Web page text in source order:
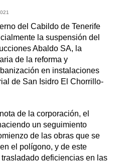
del Cabildo de Tenerife
la suspensión del
Abaldo SA, la
de la reforma y
en instalaciones
de San Isidro El Chorrillo-
de la corporación, el
un seguimiento
de las obras que se
el polígono, y de este
deficiencias en las